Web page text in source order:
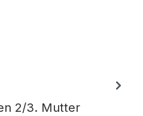
2/3. Mutter